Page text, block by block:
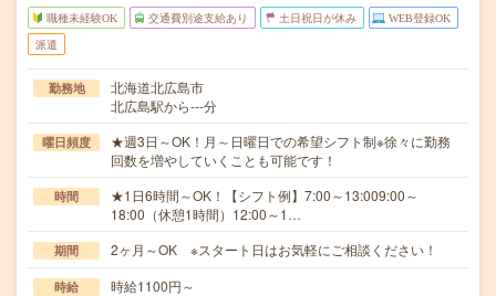
職種未経験OK 交通費別途支給あり 土日祝日が休み WEB登録OK
派遣
勤務地
北海道北広島市
北広島駅から---分
曜日頻度
★週3日～OK！月～日曜日での希望シフト制※徐々に勤務
回数を増やしていくことも可能です！
時間
★1日6時間～OK！【シフト例】7:00～13:009:00～
18:00（休憩1時間）12:00～1…
期間 2ヶ月～OK ※スタート日はお気軽にご相談ください！
時給 時給1100円～